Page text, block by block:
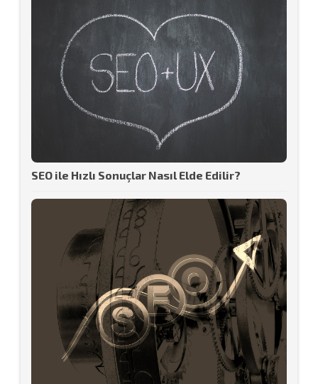
SEO ile Hızlı Sonuçlar Nasıl Elde Edilir?